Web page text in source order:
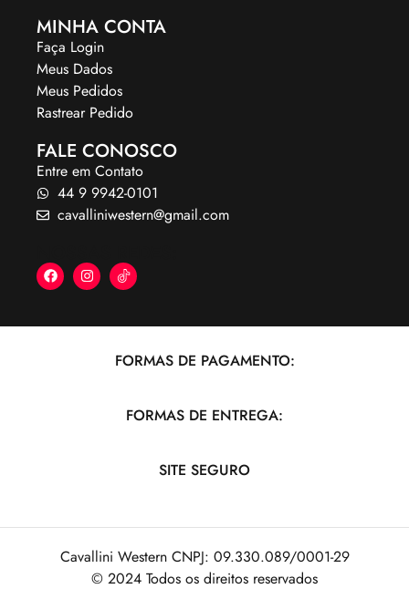
MINHA CONTA
Faça Login
Meus Dados
Meus Pedidos
Rastrear Pedido
FALE CONOSCO
Entre em Contato
44 9 9942-0101
cavalliniwestern@gmail.com
FORMAS DE PAGAMENTO:
FORMAS DE ENTREGA:
SITE SEGURO
Cavallini Western CNPJ: 09.330.089/0001-29
© 2024 Todos os direitos reservados